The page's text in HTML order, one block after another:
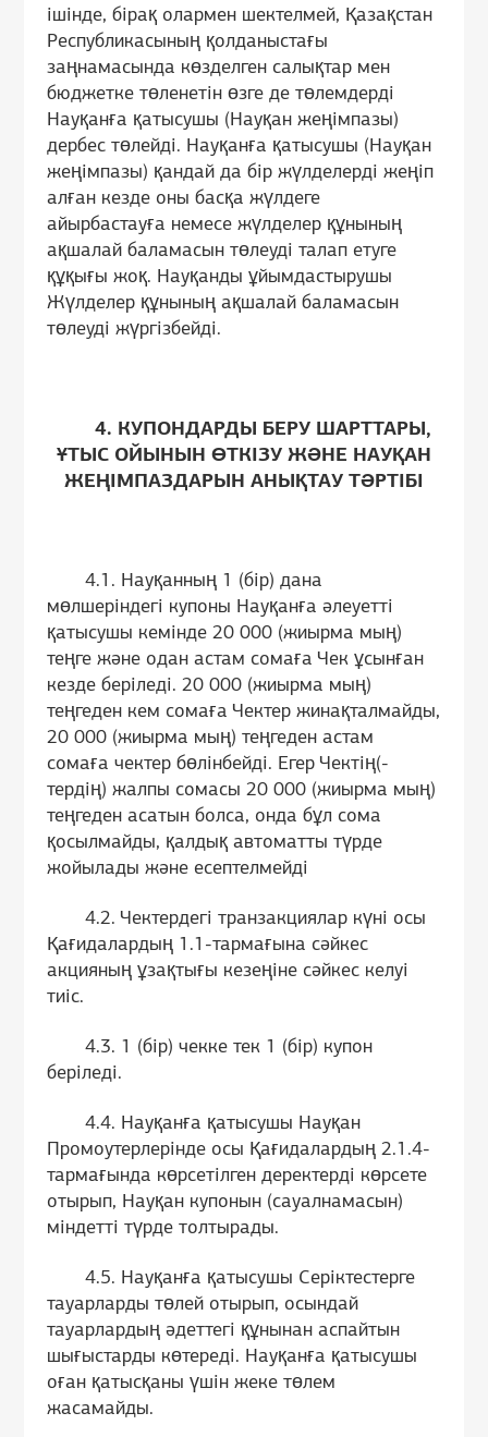
ішінде, бірақ олармен шектелмей, Қазақстан
Республикасының қолданыстағы
заңнамасында көзделген салықтар мен
бюджетке төленетін өзге де төлемдерді
Науқанға қатысушы (Науқан жеңімпазы)
дербес төлейді. Науқанға қатысушы (Науқан
жеңімпазы) қандай да бір жүлделерді жеңіп
алған кезде оны басқа жүлдеге
айырбастауға немесе жүлделер құнының
ақшалай баламасын төлеуді талап етуге
құқығы жоқ. Науқанды ұйымдастырушы
Жүлделер құнының ақшалай баламасын
төлеуді жүргізбейді.
4. КУПОНДАРДЫ БЕРУ ШАРТТАРЫ,
ҰТЫС ОЙЫНЫН ӨТКІЗУ ЖӘНЕ НАУҚАН
ЖЕҢІМПАЗДАРЫН АНЫҚТАУ ТӘРТІБІ
4.1. Науқанның 1 (бір) дана
мөлшеріндегі купоны Науқанға әлеуетті
қатысушы кемінде 20 000 (жиырма мың)
теңге және одан астам сомаға Чек ұсынған
кезде беріледі. 20 000 (жиырма мың)
теңгеден кем сомаға Чектер жинақталмайды,
20 000 (жиырма мың) теңгеден астам
сомаға чектер бөлінбейді. Егер Чектің(-
тердің) жалпы сомасы 20 000 (жиырма мың)
теңгеден асатын болса, онда бұл сома
қосылмайды, қалдық автоматты түрде
жойылады және есептелмейді
4.2. Чектердегі транзакциялар күні осы
Қағидалардың 1.1-тармағына сәйкес
акцияның ұзақтығы кезеңіне сәйкес келуі
тиіс.
4.3. 1 (бір) чекке тек 1 (бір) купон
беріледі.
4.4. Науқанға қатысушы Науқан
Промоутерлерінде осы Қағидалардың 2.1.4-
тармағында көрсетілген деректерді көрсете
отырып, Науқан купонын (сауалнамасын)
міндетті түрде толтырады.
4.5. Науқанға қатысушы Серіктестерге
тауарларды төлей отырып, осындай
тауарлардың әдеттегі құнынан аспайтын
шығыстарды көтереді. Науқанға қатысушы
оған қатысқаны үшін жеке төлем
жасамайды.